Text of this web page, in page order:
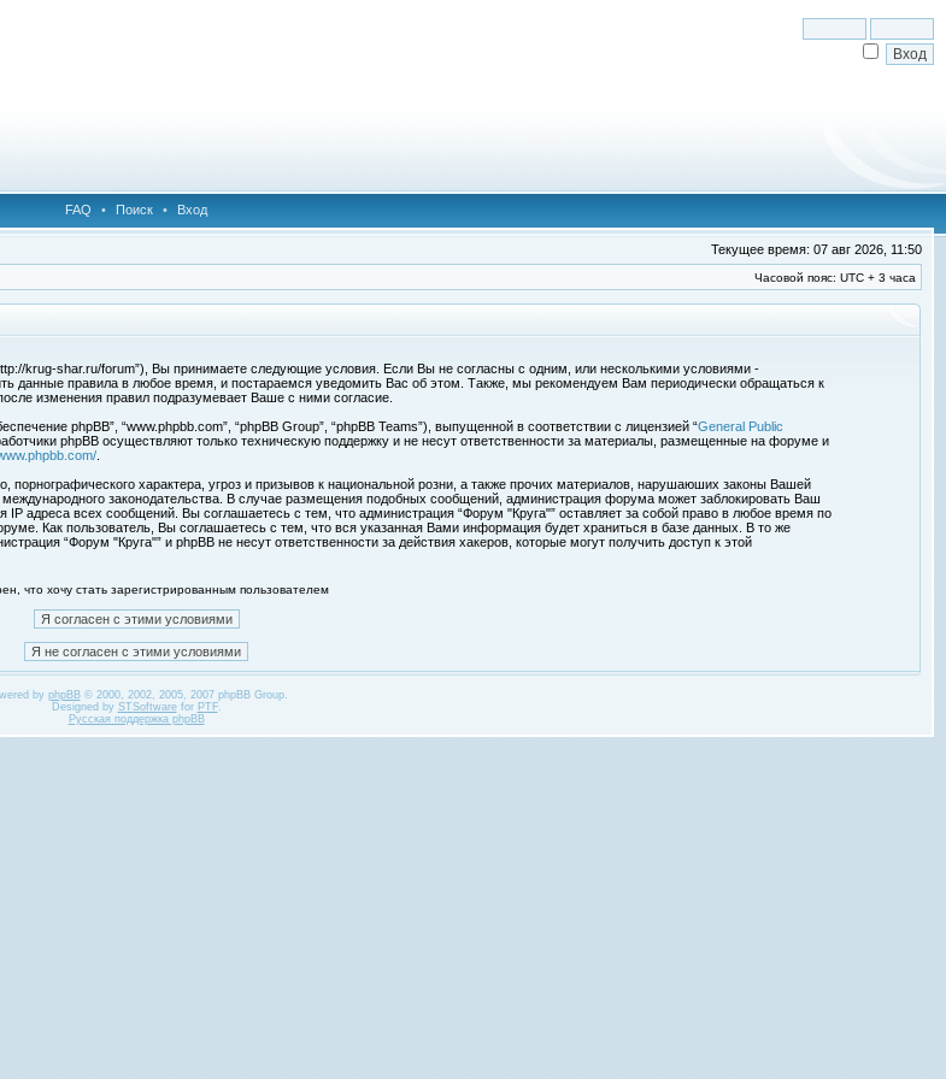
FAQ • Поиск • Вход
Текущее время: 07 авг 2026, 11:50
Часовой пояс: UTC + 3 часа
krug-shar.ru/forum”), Вы принимаете следующие условия. Если Вы не согласны с одним, или несколькими условиями -
данные правила в любое время, и постараемся уведомить Вас об этом. Также, мы рекомендуем Вам периодически обращаться к
изменения правил подразумевает Ваше с ними согласие.
phpBB”, “www.phpbb.com”, “phpBB Group”, “phpBB Teams”), выпущенной в соответствии с лицензией “General Public
phpBB осуществляют только техническую поддержку и не несут ответственности за материалы, размещенные на форуме и
порнографического характера, угроз и призывов к национальной розни, а также прочих материалов, нарушаюших законы Вашей
законодательства. В случае размещения подобных сообщений, администрация форума может заблокировать Ваш
адреса всех сообщений. Вы соглашаетесь с тем, что администрация “Форум "Круга"” оставляет за собой право в любое время по
Как пользователь, Вы соглашаетесь с тем, что вся указанная Вами информация будет храниться в базе данных. В то же
“Форум "Круга"” и phpBB не несут ответственности за действия хакеров, которые могут получить доступ к этой
что хочу стать зарегистрированным пользователем
by phpBB© 2000, 2002, 2005, 2007 phpBB Group.
Designed by STSoftwarefor PTF.
Русская поддержка phpBB